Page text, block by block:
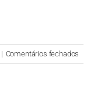
| Comentários fechados
Em